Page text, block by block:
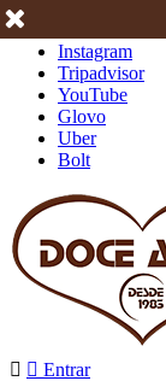
Instagram
Tripadvisor
YouTube
Glovo
Uber
Bolt
  Entrar